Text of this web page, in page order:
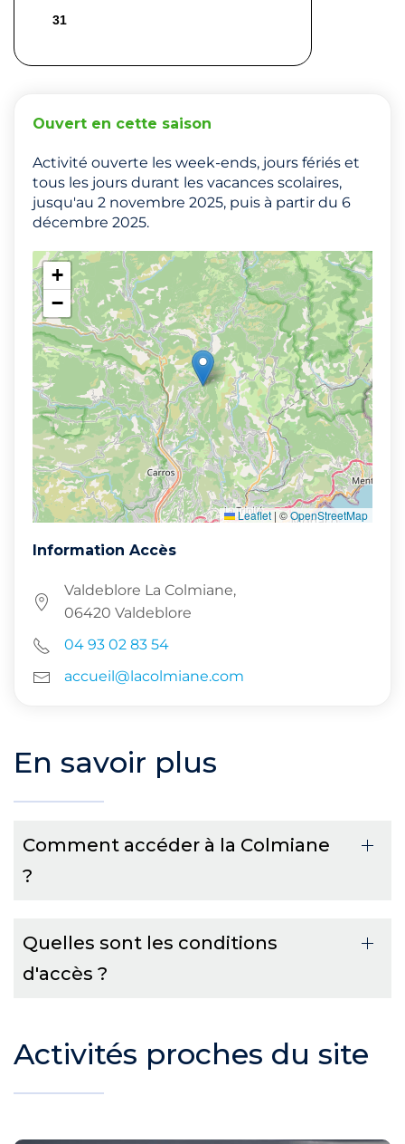
31
Ouvert en cette saison
Activité ouverte les week-ends, jours fériés et
tous les jours durant les vacances scolaires,
jusqu'au 2 novembre 2025, puis à partir du 6
décembre 2025.
+
−
Leaflet | ©OpenStreetMap
Information Accès
Valdeblore La Colmiane,
06420 Valdeblore
04 93 02 83 54
accueil@lacolmiane.com
En savoir plus
Comment accéder à la Colmiane
?
Quelles sont les conditions
d'accès ?
Activités proches du site